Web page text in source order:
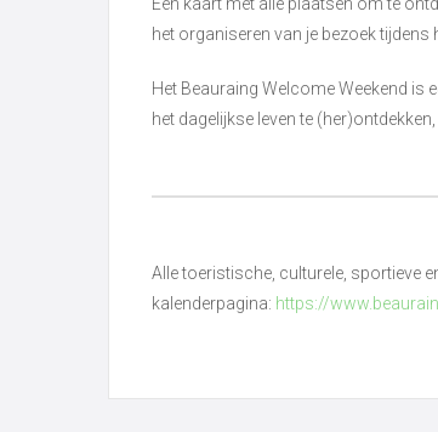
het organiseren van je bezoek tijdens
Het Beauraing Welcome Weekend is
het dagelijkse leven te
Alle toeristische, culturele, sportieve
kalenderpagina: https://